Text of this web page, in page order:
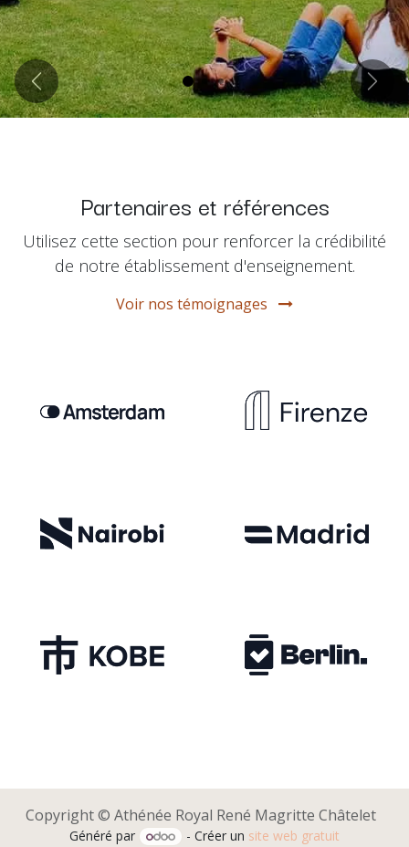
Précédent
Partenaires et références
Utilisez cette section pour renforcer la crédibilité
de notre établissement d'enseignement.
Voir nos témoignages
Copyright © Athénée Royal René Magritte Châtelet
Généré par - Créer un site web gratuit